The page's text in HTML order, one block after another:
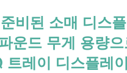
비된 소매 디스
운드 무게 용량
트레이 디스플레이